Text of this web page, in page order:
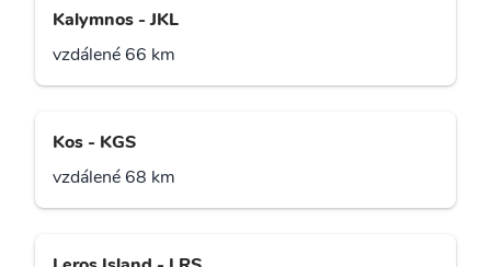
Kalymnos - JKL
vzdálené 66 km
Kos - KGS
vzdálené 68 km